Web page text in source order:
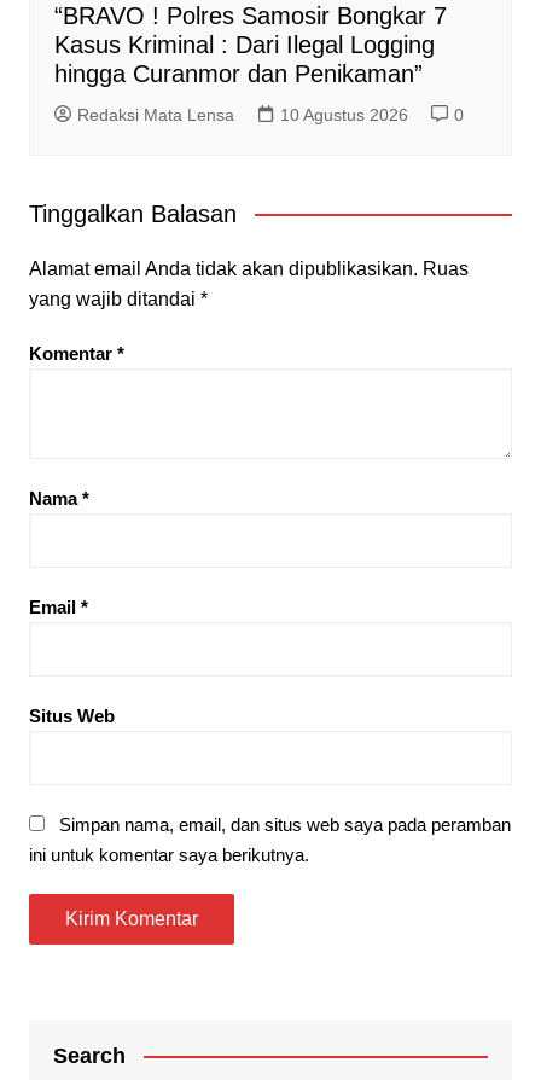
“BRAVO ! Polres Samosir Bongkar 7
Kasus Kriminal : Dari Ilegal Logging
hingga Curanmor dan Penikaman”
Redaksi Mata Lensa 10 Agustus 2026 0
Tinggalkan Balasan
Alamat email Anda tidak akan dipublikasikan. Ruas
yang wajib ditandai *
Komentar *
Nama*
Email *
Situs Web
Simpan nama, email, dan situs web saya pada peramban
ini untuk komentar saya berikutnya.
Search